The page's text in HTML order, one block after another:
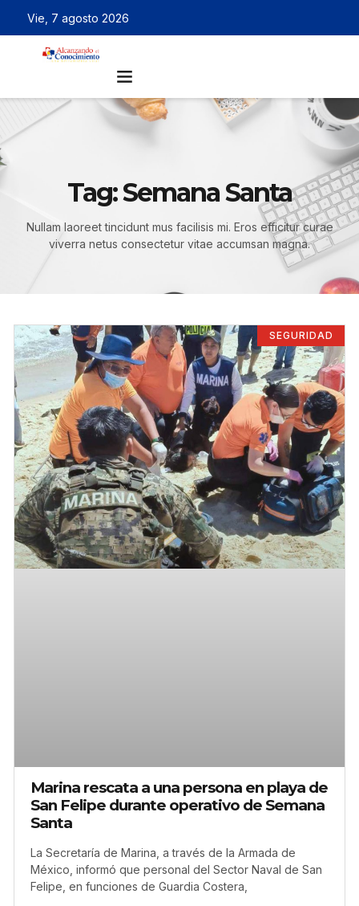
Vie, 7 agosto 2026
Tag: Semana Santa
Nullam laoreet tincidunt mus facilisis mi. Eros efficitur curae
viverra netus consectetur vitae accumsan magna.
SEGURIDAD
Marina rescata a una persona en playa de
San Felipe durante operativo de Semana
Santa
La Secretaría de Marina, a través de la Armada de
México, informó que personal del Sector Naval de San
Felipe, en funciones de Guardia Costera,